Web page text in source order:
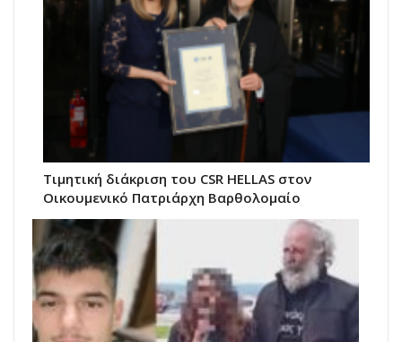
Τιμητική διάκριση του CSR HELLAS στον
Οικουμενικό Πατριάρχη Βαρθολομαίο